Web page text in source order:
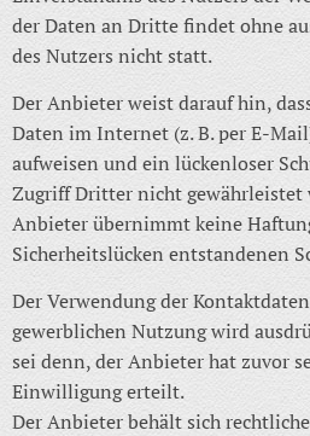
der Daten an Dritte findet ohne
des Nutzers nicht statt.
Der Anbieter weist darauf hin,
Daten im Internet (z. B. per E-
aufweisen und ein lückenloser
Zugriff Dritter nicht gewährleistet
Anbieter übernimmt keine
Sicherheitslücken entstandenen
Der Verwendung der
gewerblichen Nutzung wird
sei denn, der Anbieter hat zuvor
Einwilligung erteilt.
Der Anbieter behält sich